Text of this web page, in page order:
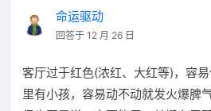
命运驱动
回答于 12 月 26 日
客厅过于红色(浓红、大红等)，容
里有小孩，容易动不动就发火爆脾